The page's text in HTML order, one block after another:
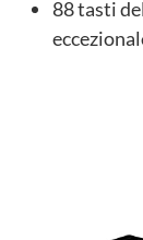
88 tasti